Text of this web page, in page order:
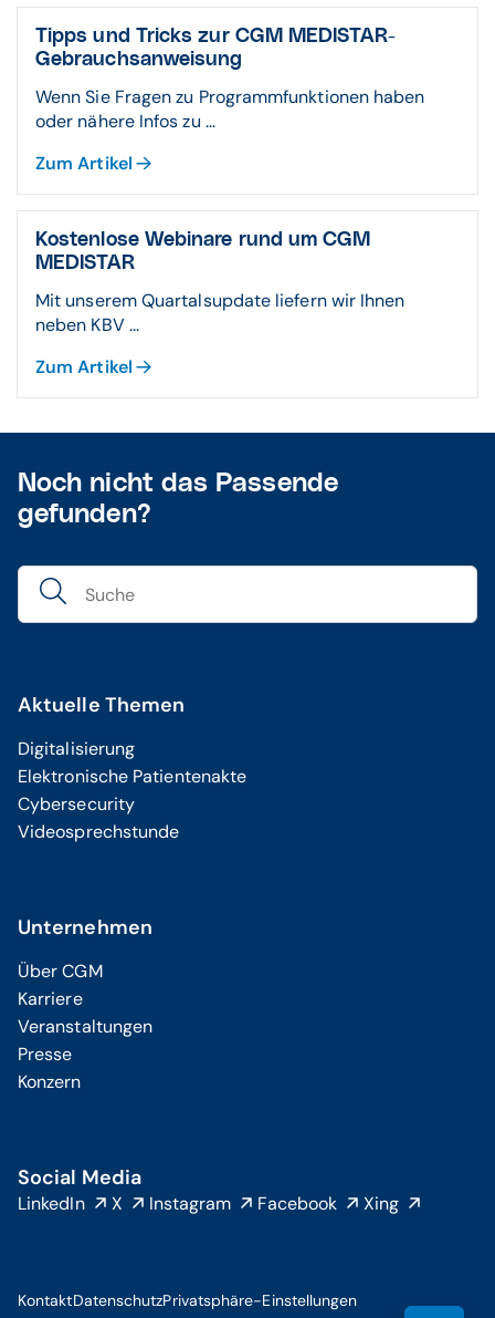
Tipps und Tricks zur CGM MEDISTAR-
Gebrauchsanweisung
Wenn Sie Fragen zu Programmfunktionen haben
oder nähere Infos zu ...
Zum Artikel
Kostenlose Webinare rund um CGM
MEDISTAR
Mit unserem Quartalsupdate liefern wir Ihnen
neben KBV ...
Zum Artikel
Noch nicht das Passende
gefunden?
Aktuelle Themen
Digitalisierung
Elektronische Patientenakte
Cybersecurity
Videosprechstunde
Unternehmen
Über CGM
Karriere
Veranstaltungen
Presse
Konzern
Social Media
LinkedIn X Instagram Facebook Xing
KontaktDatenschutzPrivatsphäre-Einstellungen